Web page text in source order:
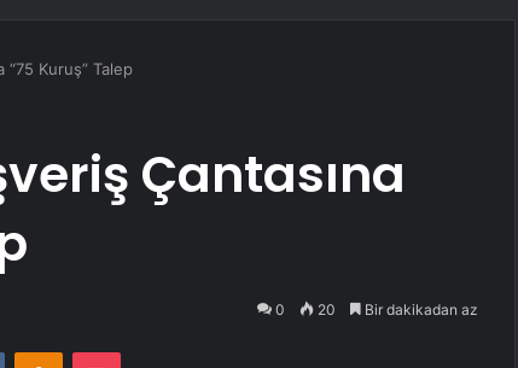
“75 Kuruş” Talep
Çantasına
0 20 Bir dakikadan az
VKontakteOdnoklassniki
Pocket